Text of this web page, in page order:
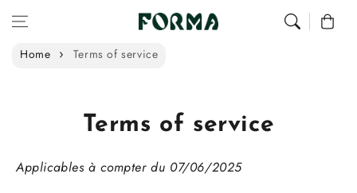
Skip to content 0
Home Terms of service
Terms of service
Applicables à compter du 07/06/2025